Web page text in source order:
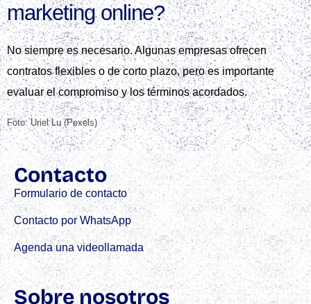
marketing online?
No siempre es necesario. Algunas empresas ofrecen
contratos flexibles o de corto plazo, pero es importante
evaluar el compromiso y los términos acordados.
Foto: Uriel Lu (Pexels)
Contacto
Formulario de contacto
Contacto por WhatsApp
Agenda una videollamada
Sobre nosotros